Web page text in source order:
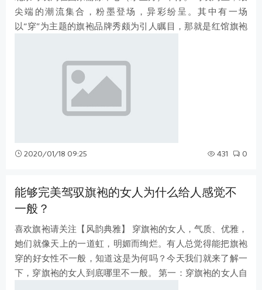
尖端的潮流集合，粉墨登场，异彩纷呈。其中有一场
以“穿”为主题的旗袍品牌秀颇为引人瞩目，那就是红馆旗袍
2020/01/18 09:25 431 0
能够完美驾驭旗袍的女人为什么给人感觉不
一般？
喜欢旗袍请关注【风韵典雅】 穿旗袍的女人，气质、优雅，
她们就像天上的一道虹，明媚而绚烂。有人总觉得能把旗袍
穿的好女性不一般，知道这是为何吗？今天我们就来了解一
下，穿旗袍的女人到底哪里不一般。 第一：穿旗袍的女人自